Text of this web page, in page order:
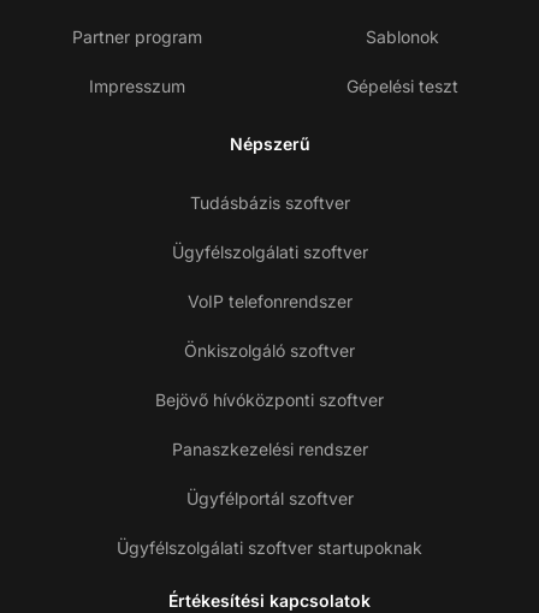
Partner program
Impresszum
Sablonok
Gépelési teszt
Népszerű
Tudásbázis szoftver
Ügyfélszolgálati szoftver
VoIP telefonrendszer
Önkiszolgáló szoftver
Bejövő hívóközponti szoftver
Panaszkezelési rendszer
Ügyfélportál szoftver
Ügyfélszolgálati szoftver startupoknak
Értékesítési kapcsolatok